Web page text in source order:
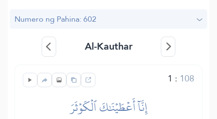
Numero ng Pahina: 602
Al-Kauthar
1 : 108
إِنَّآ أَعۡطَيۡنَٰكَ ٱلۡكَوۡثَرَ